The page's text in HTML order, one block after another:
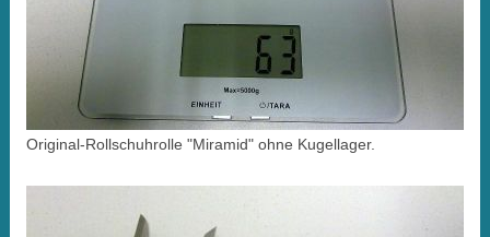
Original-Rollschuhrolle "Miramid" ohne Kugellager.